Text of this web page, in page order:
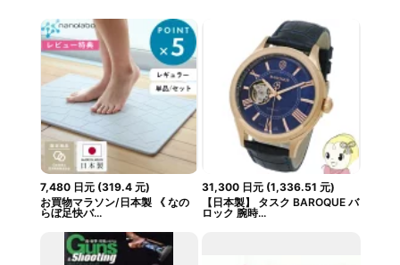
现。
7,480 日元(319.4 元)
お買物マラソン/日本製 《 なの
らぼ足快バ...
31,300 日元 (1,336.51 元)
【日本製】 タスク BAROQUE バ
ロック 腕時...